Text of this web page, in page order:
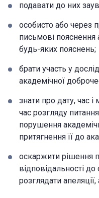
подавати до них
особисто або через
письмові пояснення
будь-яких пояснень;
брати участь у
академічної
знати про дату, час
час розгляду
порушення
притягнення її до
оскаржити рішення
відповідальності
розглядати